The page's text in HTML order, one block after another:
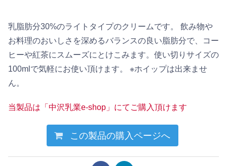
乳脂肪分30%のライトタイプのクリームです。 飲み物や
お料理のおいしさを深めるバランスの良い脂肪分で、コー
ヒーや紅茶にスムーズにとけこみます。使い切りサイズの
100mlで気軽にお使い頂けます。 ※ホイップは出来ませ
ん。
当製品は「中沢乳業e-shop」にてご購入頂けます
この製品の購入ページへ